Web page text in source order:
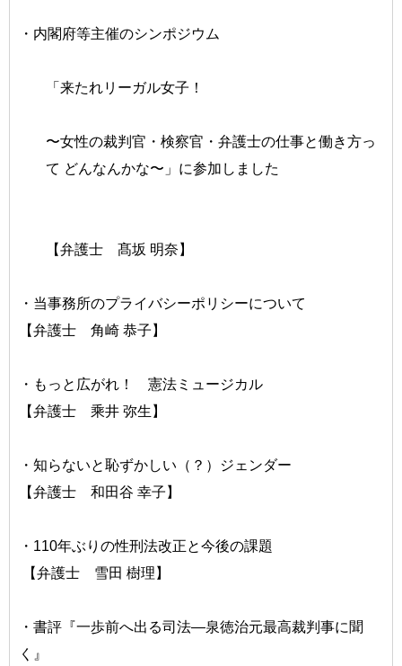
・内閣府等主催のシンポジウム
「来たれリーガル女子！
〜女性の裁判官・検察官・弁護士の仕事と働き方っ
て どんなんかな〜」に参加しました
【弁護士 髙坂 明奈】
・当事務所のプライバシーポリシーについて
【弁護士 角崎 恭子】
・もっと広がれ！ 憲法ミュージカル
【弁護士 乘井 弥生】
・知らないと恥ずかしい（？）ジェンダー
【弁護士 和田谷 幸子】
・110年ぶりの性刑法改正と今後の課題
【弁護士 雪田 樹理】
・書評『一歩前へ出る司法―泉徳治元最高裁判事に聞
く』